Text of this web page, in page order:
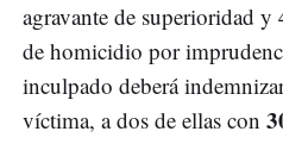
agravante de superioridad
de homicidio por
inculpado deberá
víctima, a dos de ellas con